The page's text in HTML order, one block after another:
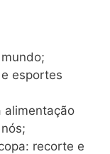
esportes
alimentação
recorte e